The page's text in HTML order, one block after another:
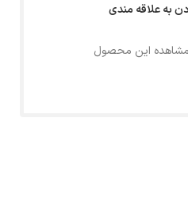
به علاقه مندی
این محصول